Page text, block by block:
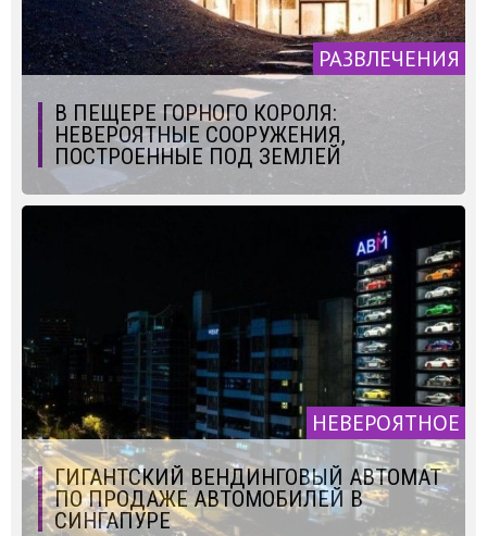
РАЗВЛЕЧЕНИЯ
В ПЕЩЕРЕ ГОРНОГО КОРОЛЯ:
НЕВЕРОЯТНЫЕ СООРУЖЕНИЯ,
ПОСТРОЕННЫЕ ПОД ЗЕМЛЕЙ
НЕВЕРОЯТНОЕ
ГИГАНТСКИЙ ВЕНДИНГОВЫЙ АВТОМАТ
ПО ПРОДАЖЕ АВТОМОБИЛЕЙ В
СИНГАПУРЕ